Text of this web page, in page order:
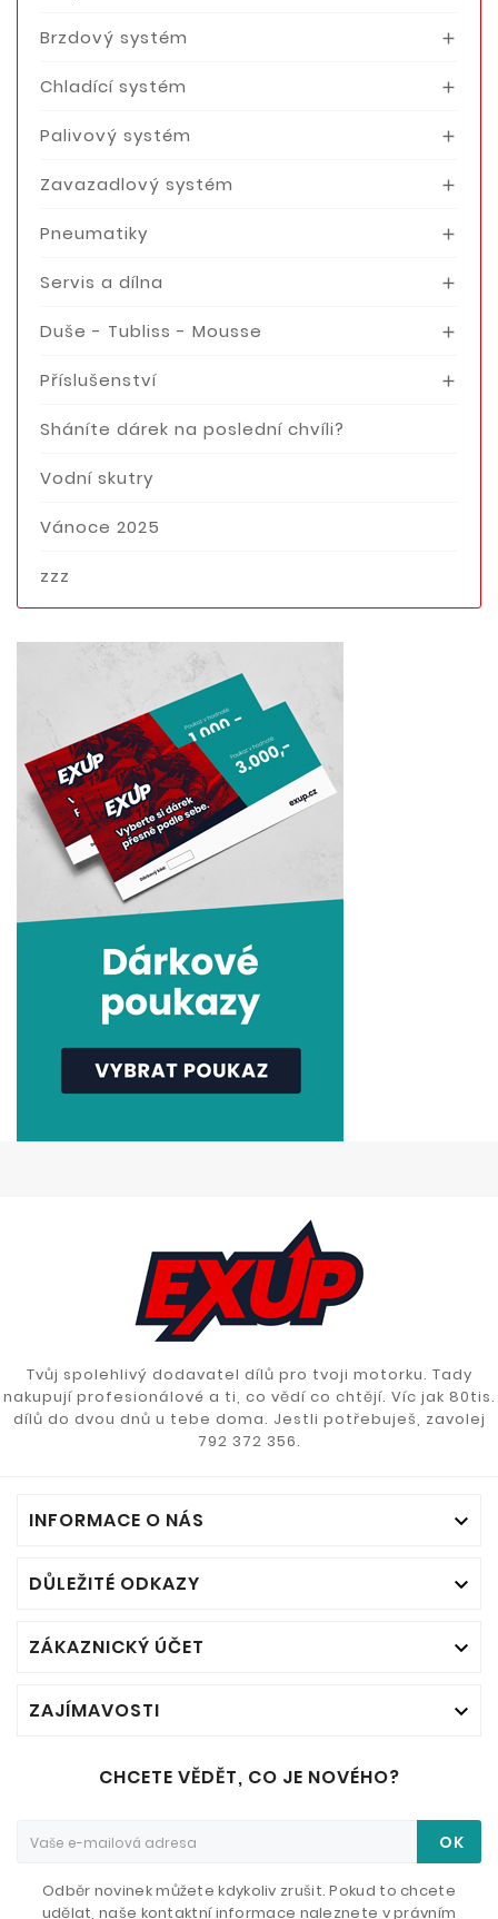
Brzdový systém 
Chladící systém 
Palivový systém 
Zavazadlový systém 
Pneumatiky 
Servis a dílna 
Duše - Tubliss - Mousse 
Příslušenství 
Sháníte dárek na poslední chvíli?
Vodní skutry
Vánoce 2025
zzz
Tvůj spolehlivý dodavatel dílů pro tvoji motorku. Tady
nakupují profesionálové a ti, co vědí co chtějí. Víc jak 80tis.
dílů do dvou dnů u tebe doma. Jestli potřebuješ, zavolej
792 372 356.
INFORMACE O NÁS 
DŮLEŽITÉ ODKAZY 
ZÁKAZNICKÝ ÚČET 
ZAJÍMAVOSTI 
CHCETE VĚDĚT, CO JE NOVÉHO?
OK
Odběr novinek můžete kdykoliv zrušit. Pokud to chcete
udělat, naše kontaktní informace naleznete v právním